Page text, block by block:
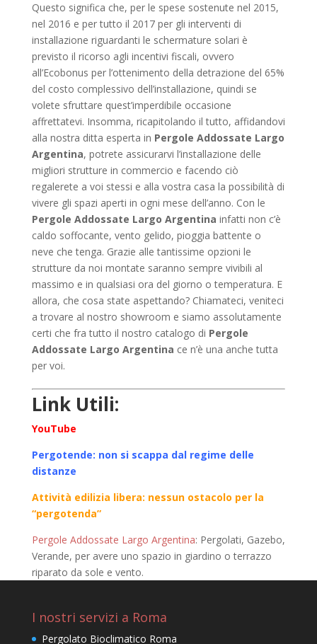
Questo significa che, per le spese sostenute nel 2015,
nel 2016 e per tutto il 2017 per gli interventi di
installazione riguardanti le schermature solari è
previsto il ricorso agli incentivi fiscali, ovvero
all’Ecobonus per l’ottenimento della detrazione del 65%
del costo complessivo dell’installazione, quindi se
volete sfruttare quest’imperdibile occasione
affrettatevi. Insomma, ricapitolando il tutto, affidandovi
alla nostra ditta esperta in Pergole Addossate Largo
Argentina, potrete assicurarvi l’installazione delle
migliori strutture in commercio e facendo ciò
regalerete a voi stessi e alla vostra casa la possibilità di
vivere gli spazi aperti in ogni mese dell’anno. Con le
Pergole Addossate Largo Argentina infatti non c’è
caldo soffocante, vento gelido, pioggia battente o
neve che tenga. Grazie alle tantissime opzioni le
strutture da noi montate saranno sempre vivibili al
massimo e in qualsiasi ora del giorno o temperatura. E
allora, che cosa state aspettando? Chiamateci, veniteci
a trovare al nostro showroom e siamo assolutamente
certi che fra tutto il nostro catalogo di Pergole
Addossate Largo Argentina ce n’è una anche tutta
per voi.
Link Utili:
YouTube
Pergotende: non si scappa dal regime delle
distanze
Attività edilizia libera: nessun ostacolo per la
“pergotenda”
Pergole Addossate Largo Argentina: Pergolati, Gazebo,
Verande, per avere uno spazio in giardino o terrazzo
riparato da sole e vento.
I nostri servizi a Roma
Pergolato Bioclimatico Roma